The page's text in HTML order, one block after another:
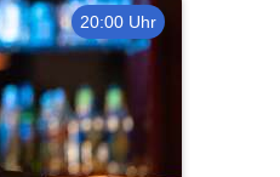
20:00 Uhr